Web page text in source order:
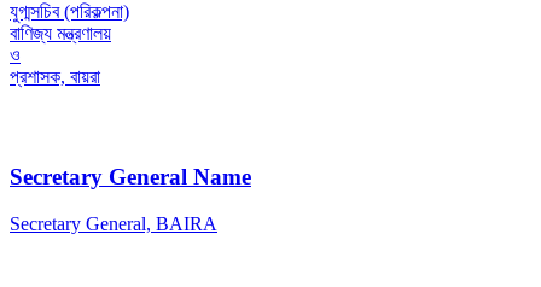
যুগ্মসচিব (পরিকল্পনা)
বাণিজ্য মন্ত্রণালয়
ও
প্রশাসক, বায়রা
Secretary General Name
Secretary General, BAIRA